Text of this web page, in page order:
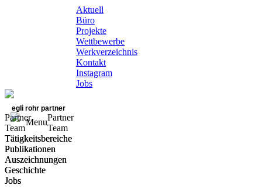
Aktuell
Büro
Projekte
Wettbewerbe
Werkverzeichnis
Kontakt
Instagram
Jobs
egli rohr partner
Menu
Partner
Team
Tätigkeitsbereiche
Publikationen
Auszeichnungen
Geschichte
Jobs
Partner
Team
Tätigkeitsbereiche
Publikationen
Auszeichnungen
Geschichte
Jobs